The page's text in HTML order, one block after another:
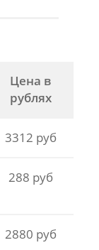
Цена в
рублях
3312 руб
288 руб
2880 руб